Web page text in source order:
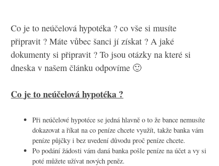
Co je to neúčelová hypotéka ? co vše si musíte
připravit ? Máte vůbec šanci jí získat ? A jaké
dokumenty si připravit ? To jsou otázky na které si
dneska v našem článku odpovíme 🙂
Co je to neúčelová hypotéka ?
Při neúčelové hypotéce se jedná hlavně o to že bance nemusíte
dokazovat a říkat na co peníze chcete využít, takže banka vám
peníze půjčky i bez uvedení důvodu proč peníze chcete.
Po podání žádosti vám daná banka pošle peníze na účet a vy si
poté můžete užívat nových peněz.